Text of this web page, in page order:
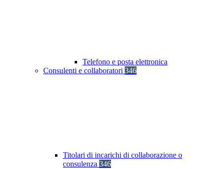
Telefono e posta elettronica
Consulenti e collaboratori 346
Titolari di incarichi di collaborazione o
consulenza 346